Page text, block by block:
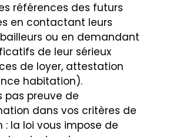
références des futurs
en contactant leurs
ou en demandant
de leur sérieux
de loyer, attestation
habitation).
pas preuve de
dans vos critères de
: la loi vous impose de